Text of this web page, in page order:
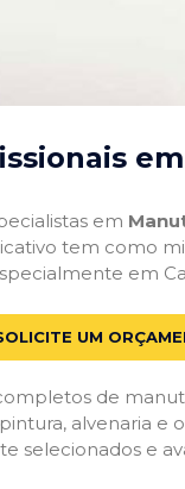
em
tem como
em
UM
de
alvenaria e
selecionados e